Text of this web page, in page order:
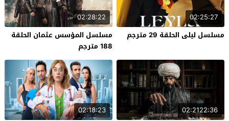
02:25:27
مسلسل ليلى الحلقة 29 مترجم
02:28:22
مسلسل المؤسس عثمان الحلقة
188 مترجم
02:2122:36
02:18:23